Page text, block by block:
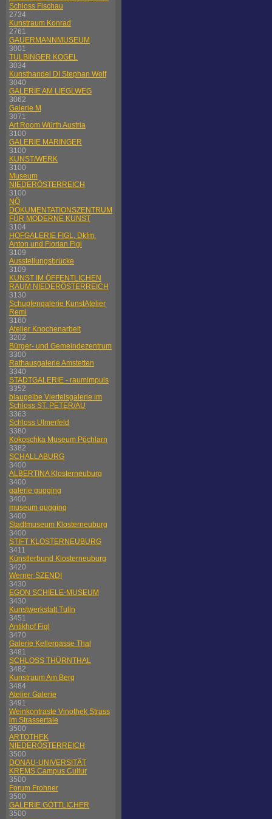
Schloss Fischau
2734
Kunstraum Konrad
2761
GAUERMANNMUSEUM
3001
TULBINGER KOGEL
3034
Kunsthandel DI Stephan Wolf
3040
GALERIE AM LIEGLWEG
3062
Galerie M
3071
Art Room Würth Austria
3100
GALERIE MARINGER
3100
KUNST/WERK
3100
Museum
NIEDERÖSTERREICH
3100
NÖ
DOKUMENTATIONSZENTRUM
FÜR MODERNE KUNST
3104
HOFGALERIE FIGL, Dkfm.
Anton und Florian Figl
3109
Ausstellungsbrücke
3109
KUNST IM ÖFFENTLICHEN
RAUM NIEDERÖSTERREICH
3130
Schupfengalerie KunstAtelier
Remi
3160
Atelier Knochenarbeit
3202
Bürger- und Gemeindezentrum
3300
Rathausgalerie Amstetten
3340
STADTGALERIE - raumimpuls
3352
blaugelbe Viertelsgalerie im
Schloss ST. PETER/AU
3363
Schloss Ulmerfeld
3380
Kokoschka Museum Pöchlarn
3382
SCHALLABURG
3400
ALBERTINA Klosterneuburg
3400
galerie gugging
3400
museum gugging
3400
Stadtmuseum Klosterneuburg
3400
STIFT KLOSTERNEUBURG
3411
Künstlerbund Klosterneuburg
3420
Werner SZENDI
3430
EGON SCHIELE-MUSEUM
3430
Kunstwerkstatt Tulln
3451
Antikhof Figl
3470
Galerie Kellergasse Thal
3481
SCHLOSS THÜRNTHAL
3482
Kunstraum Am Berg
3484
Atelier Galerie
3491
Weinkontraste Vinothek Strass
im Strassertale
3500
ARTOTHEK
NIEDERÖSTERREICH
3500
DONAU-UNIVERSITÄT
KREMS Campus Cultur
3500
Forum Frohner
3500
GALERIE GÖTTLICHER
3500